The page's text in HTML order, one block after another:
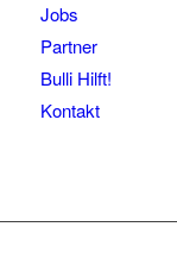
Jobs
Partner
Bulli Hilft!
Kontakt